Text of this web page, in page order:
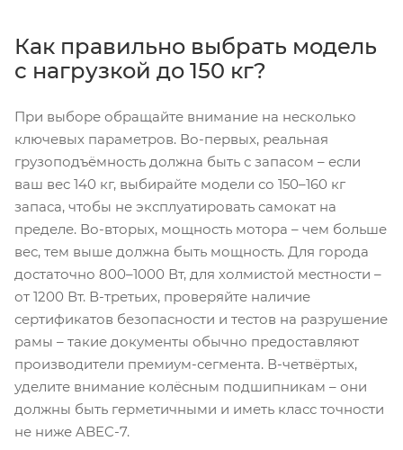
Как правильно выбрать модель
с нагрузкой до 150 кг?
При выборе обращайте внимание на несколько
ключевых параметров. Во-первых, реальная
грузоподъёмность должна быть с запасом – если
ваш вес 140 кг, выбирайте модели со 150–160 кг
запаса, чтобы не эксплуатировать самокат на
пределе. Во-вторых, мощность мотора – чем больше
вес, тем выше должна быть мощность. Для города
достаточно 800–1000 Вт, для холмистой местности –
от 1200 Вт. В-третьих, проверяйте наличие
сертификатов безопасности и тестов на разрушение
рамы – такие документы обычно предоставляют
производители премиум-сегмента. В-четвёртых,
уделите внимание колёсным подшипникам – они
должны быть герметичными и иметь класс точности
не ниже ABEC-7.